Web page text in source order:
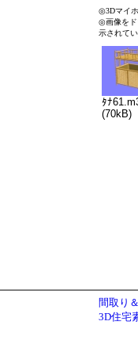
◎3Dマイ
◎画像をド
示されて
ﾀﾅ
(70kB)
間取り
3D住宅